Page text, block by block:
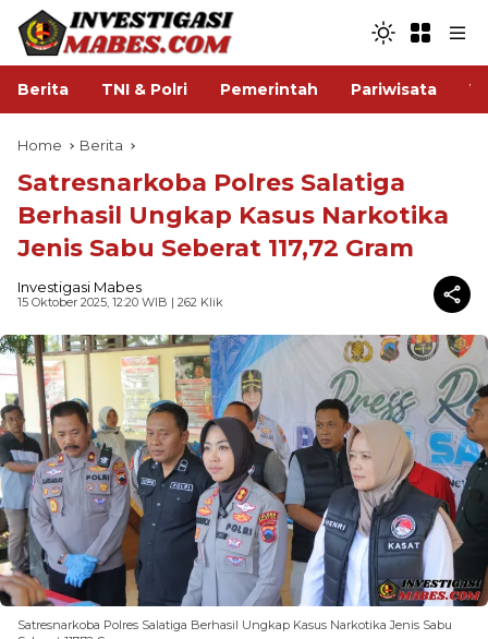
Berita TNI & Polri Pemerintah Pariwisata
Home Berita
Satresnarkoba Polres Salatiga
Berhasil Ungkap Kasus Narkotika
Jenis Sabu Seberat 117,72 Gram
Investigasi Mabes
15 Oktober 2025, 12:20 WIB | 262 Klik
Satresnarkoba Polres Salatiga Berhasil Ungkap Kasus Narkotika Jenis Sabu